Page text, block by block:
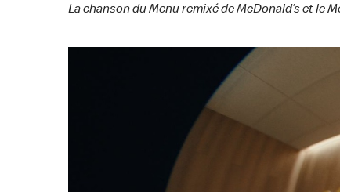
La chanson du Menu remixé de McDonald’s et le